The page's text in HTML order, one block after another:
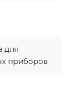
для
приборов